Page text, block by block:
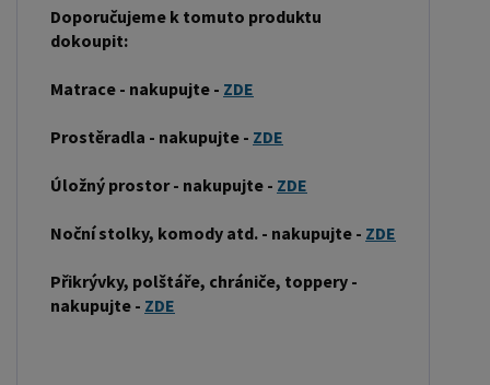
Výrobky z masivu borovice jsou oblíbené pro svůj
přírodní vzhled a trvanlivost. Typ postele: Klasická
základních částí: rámu, roštu a matrace. Rám
postele může být vyroben z různých materiálů,
vkládá rošt. Matrace je položena na rošt a může
být vyrobena z různých materiálů, včetně pěny,
latexu nebo pružin. Matrace: Velikost matrace by
měla odpovídat rozměrům postele. Matrace se
dělí podle materiálu výroby na matrace z PUR
Doporučujeme k tomuto produktu
dokoupit:
Matrace - nakupujte - ZDE
Prostěradla - nakupujte - ZDE
Úložný prostor - nakupujte - ZDE
Noční stolky, komody atd. - nakupujte - ZDE
Přikrývky, polštáře, chrániče, toppery -
nakupujte - ZDE